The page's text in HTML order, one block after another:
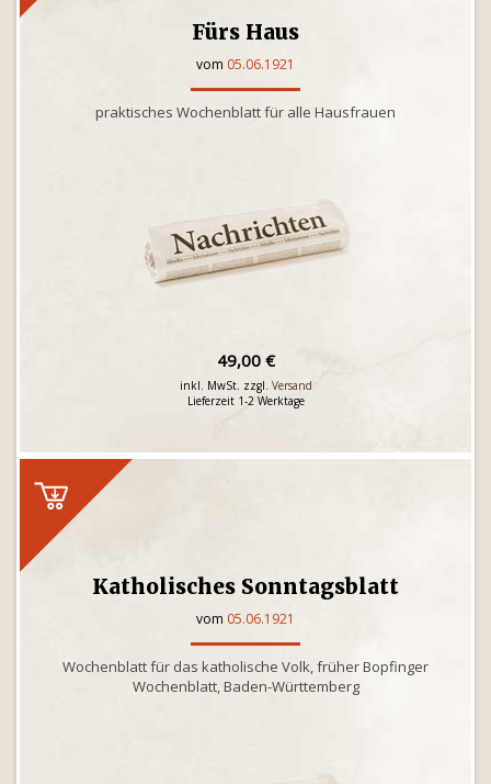
Fürs Haus
vom 05.06.1921
praktisches Wochenblatt für alle Hausfrauen
49,00 €
inkl. MwSt. zzgl. Versand
Lieferzeit 1-2 Werktage
Katholisches Sonntagsblatt
vom 05.06.1921
Wochenblatt für das katholische Volk, früher Bopfinger
Wochenblatt, Baden-Württemberg